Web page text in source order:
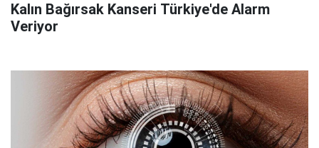
Kalın Bağırsak Kanseri Türkiye'de Alarm
Veriyor